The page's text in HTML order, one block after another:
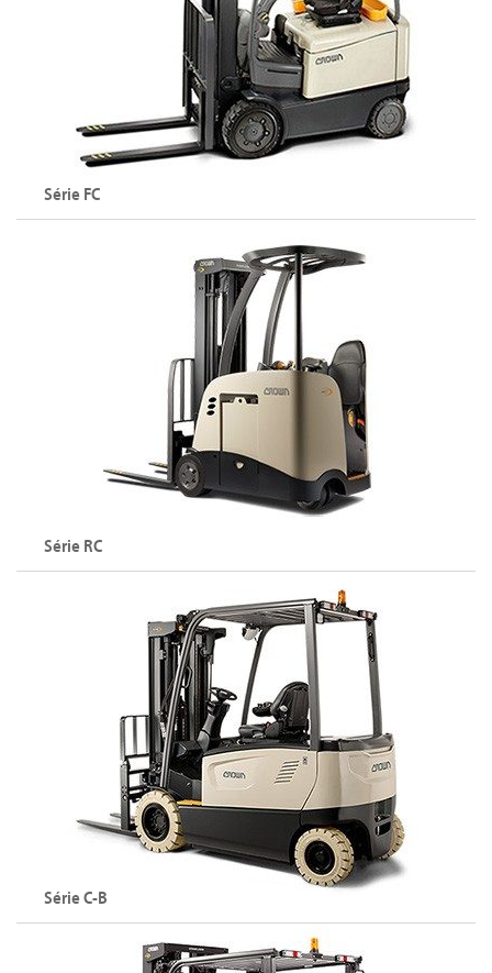
Série FC
Chariot élévateur à 4 roues (48 V)
Capacité maximale : 3000 kg
Hauteur de levée maximale : 7925 mm
Explorer la série FC
Série RC
Chariot élévateur à 3 roues et conducteur debout (36 V)
Capacité maximale : 1800 kg
Hauteur de levée maximale : 7010 mm
Explorer la série RC
Série C-B
Chariot élévateur électrique à 4 roues (80 V)